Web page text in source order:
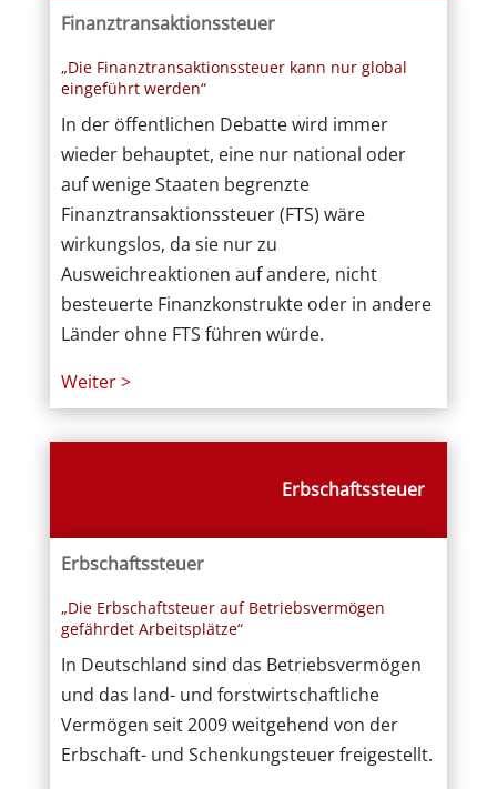
Finanztransaktionssteuer
„Die Finanztransaktionssteuer kann nur global
eingeführt werden“
In der öffentlichen Debatte wird immer
wieder behauptet, eine nur national oder
auf wenige Staaten begrenzte
Finanztransaktionssteuer (FTS) wäre
wirkungslos, da sie nur zu
Ausweichreaktionen auf andere, nicht
besteuerte Finanzkonstrukte oder in andere
Länder ohne FTS führen würde.
Weiter >
Erbschaftssteuer
Erbschaftssteuer
„Die Erbschaftsteuer auf Betriebsvermögen
gefährdet Arbeitsplätze“
In Deutschland sind das Betriebsvermögen
und das land- und forstwirtschaftliche
Vermögen seit 2009 weitgehend von der
Erbschaft- und Schenkungsteuer freigestellt.